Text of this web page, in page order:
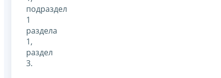
подраздел
1
раздела
1,
раздел
3.